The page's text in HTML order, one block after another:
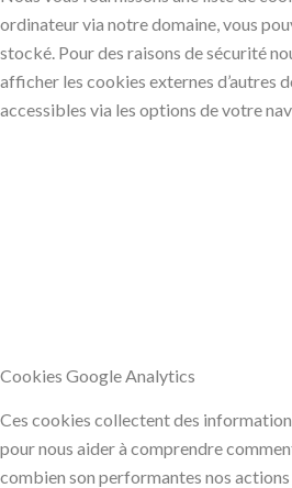
ordinateur via notre domaine, vous
stocké. Pour des raisons de sécurité
afficher les cookies externes d’autres
accessibles via les options de votre
Cookies Google Analytics
Ces cookies collectent des
pour nous aider à comprendre
combien son performantes nos